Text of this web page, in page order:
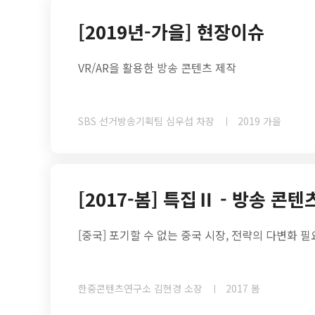
[2019년-가을] 현장이슈
VR/AR을 활용한 방송 콘텐츠 제작
SBS 선거방송기획팀 심우섭 차장 2019 가을
[2017-봄] 특집Ⅱ - 방송 콘텐
[중국] 포기할 수 없는 중국 시장, 전략의 다변화 필
한중콘텐츠연구소 김현경 소장 2017 봄